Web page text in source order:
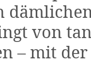
von
– mit